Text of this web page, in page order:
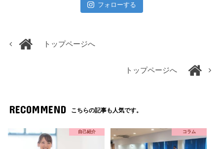
フォローする
トップページへ
トップページへ
RECOMMEND こちらの記事も人気です。
自己紹介 コラム